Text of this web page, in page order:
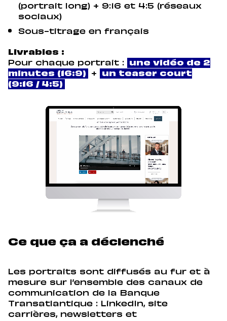
(portrait long) + 9:16 et 4:5 (réseaux
sociaux)
Sous-titrage en français
Livrables :
Pour chaque portrait :
une vidéo de 2
minutes (16:9)
+
un teaser court
(9:16 / 4:5)
Ce que ça a déclenché
Les portraits sont diffusés au fur et à
mesure sur l’ensemble des canaux de
communication de la Banque
Transatlantique : LinkedIn, site
carrières, newsletters et